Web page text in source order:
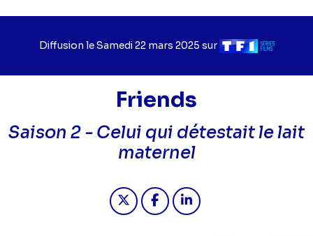
Diffusion leJour
diffusion
Samedi 22 mars 2025 sur Chaîne
diffusion
Friends
Saison 2 -Celui qui détestait le lait
maternel
Partager "2025-03-22 19:55 -
Partager "2025-03-22